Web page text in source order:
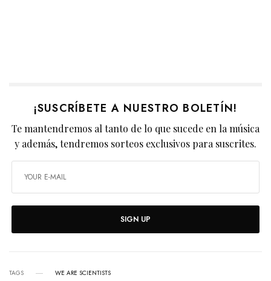
¡SUSCRÍBETE A NUESTRO BOLETÍN!
Te mantendremos al tanto de lo que sucede en la música
y además, tendremos sorteos exclusivos para suscrites.
SIGN UP
TAGS WE ARE SCIENTISTS